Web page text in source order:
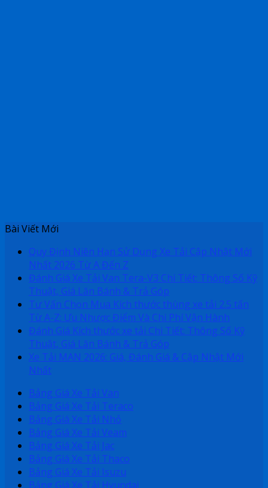
Bài Viết Mới
Quy Định Niên Hạn Sử Dụng Xe Tải Cập Nhật Mới
Nhất 2026 Từ A Đến Z
Đánh Giá Xe Tải Van Tera-V3 Chi Tiết: Thông Số Kỹ
Thuật, Giá Lăn Bánh & Trả Góp
Tư Vấn Chọn Mua Kích thước thùng xe tải 2.5 tấn
Từ A-Z: Ưu Nhược Điểm Và Chi Phí Vận Hành
Đánh Giá Kích thước xe tải Chi Tiết: Thông Số Kỹ
Thuật, Giá Lăn Bánh & Trả Góp
Xe Tải MAN 2026: Giá, Đánh Giá & Cập Nhật Mới
Nhất
Bảng Giá Xe Tải Van
Bảng Giá Xe Tải Teraco
Bảng Giá Xe Tải Nhỏ
Bảng Giá Xe Tải Veam
Bảng Giá Xe Tải Jac
Bảng Giá Xe Tải Thaco
Bảng Giá Xe Tải Isuzu
Bảng Giá Xe Tải Hyundai